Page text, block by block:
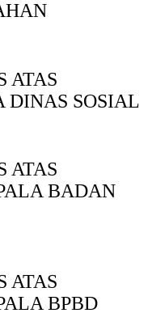
ATAS
SOSIAL
ATAS
BADAN
ATAS
BPBD